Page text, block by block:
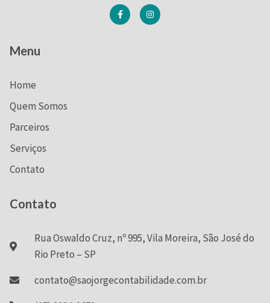
Menu
Home
Quem Somos
Parceiros
Serviços
Contato
Contato
Rua Oswaldo Cruz, nº 995, Vila Moreira, São José do
Rio Preto – SP
contato@saojorgecontabilidade.com.br